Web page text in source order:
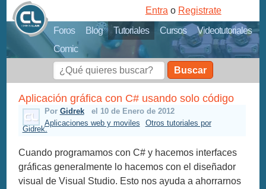
Foros Blog Tutoriales Cursos
Videotutoriales
Comic
Entra o Registrate
Buscar
Aplicación gráfica con C# usando solo código
Por Gidrek
el 10 de Enero de 2012
Aplicaciones web y moviles
Otros tutoriales por
Gidrek.
Cuando programamos con C# y hacemos interfaces
gráficas generalmente lo hacemos con el diseñador
visual de Visual Studio. Esto nos ayuda a ahorrarnos